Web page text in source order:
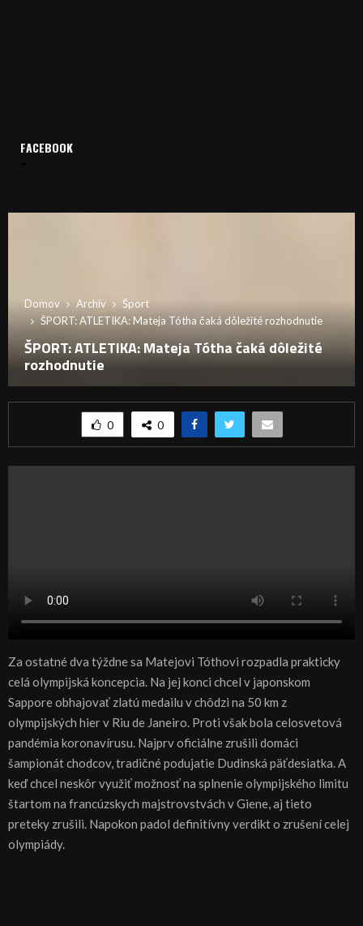
Domov Archív
Šport
ŠPORT: ATLETIKA: Mateja Tótha čaká dôležité rozhodnutie
ŠPORT: ATLETIKA: Mateja Tótha čaká dôležité
rozhodnutie
0 0
Za ostatné dva týždne sa Matejovi Tóthovi rozpadla prakticky
celá olympijská koncepcia. Na jej konci chcel v japonskom
Sappore obhajovať zlatú medailu v chôdzi na 50 km z
olympijských hier v Riu de Janeiro. Proti však bola celosvetová
pandémia koronavírusu. Najprv oficiálne zrušili domáci
šampionát chodcov, tradičné podujatie Dudinská päťdesiatka. A
keď chcel neskôr využiť možnosť na splnenie olympijského limitu
štartom na francúzskych majstrovstvách v Giene, aj tieto
preteky zrušili. Napokon padol definitívny verdikt o zrušení celej
olympiády.
FACEBOOK